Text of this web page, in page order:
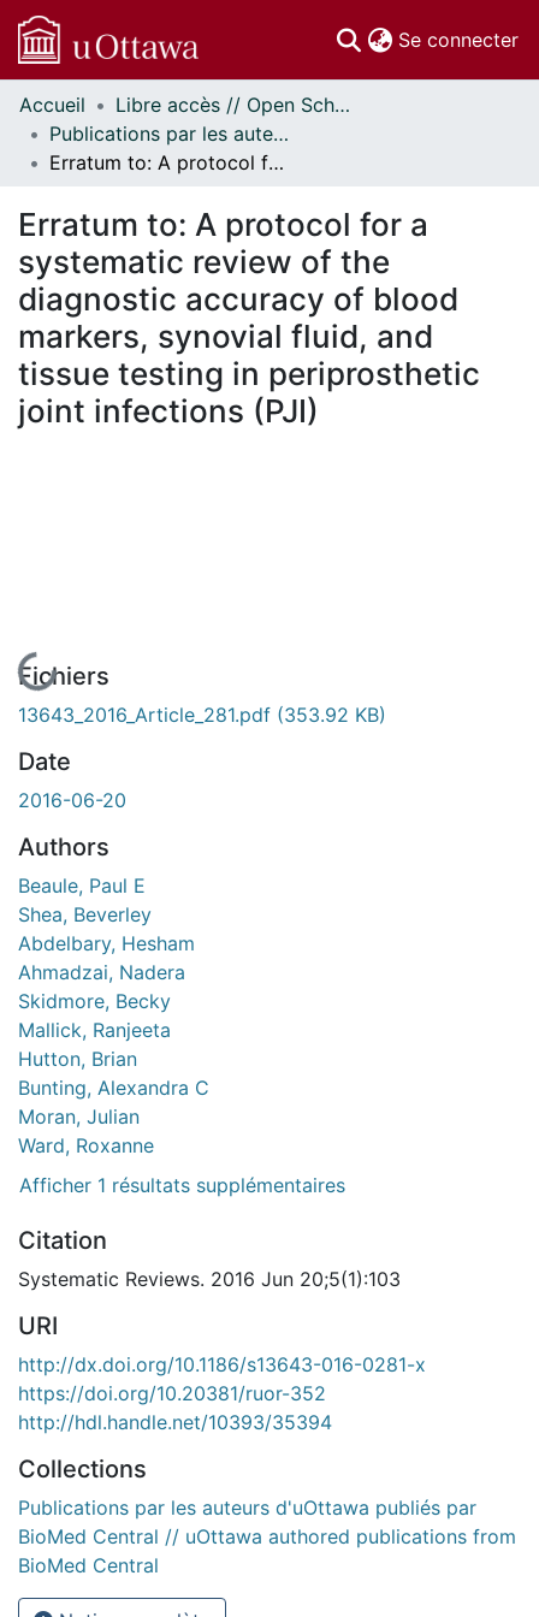
Se connecter
Communautés
et collections
Parcourir
À propos
Accueil
Libre accès // Open Scholarship
Publications par les auteurs d'uOttawa publiés par BioMed Central // uOttawa authored publications from BioMed Central
Erratum to: A protocol for a systematic review of the diagnostic accuracy of blood markers, synovial fluid, and tissue testing in periprosthetic joint infections (PJI)
Erratum to: A protocol for a
systematic review of the
diagnostic accuracy of blood
markers, synovial fluid, and
tissue testing in periprosthetic
joint infections (PJI)
En cours de chargement...
Fichiers
13643_2016_Article_281.pdf (353.92 KB)
Date
2016-06-20
Authors
Beaule, Paul E
Shea, Beverley
Abdelbary, Hesham
Ahmadzai, Nadera
Skidmore, Becky
Mallick, Ranjeeta
Hutton, Brian
Bunting, Alexandra C
Moran, Julian
Ward, Roxanne
Afficher 1 résultats supplémentaires
Citation
Systematic Reviews. 2016 Jun 20;5(1):103
URI
http://dx.doi.org/10.1186/s13643-016-0281-x
https://doi.org/10.20381/ruor-352
http://hdl.handle.net/10393/35394
Collections
Publications par les auteurs d'uOttawa publiés par
BioMed Central // uOttawa authored publications from
BioMed Central